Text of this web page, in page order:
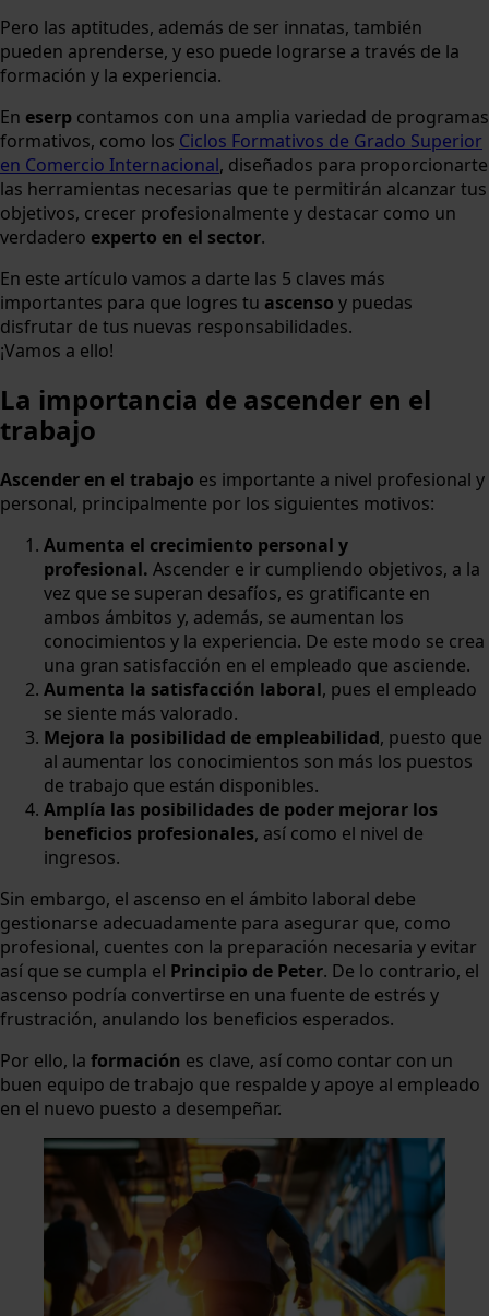
Pero las aptitudes, además de ser innatas, también
pueden aprenderse, y eso puede lograrse a través de la
formación y la experiencia.
En eserp contamos con una amplia variedad de programas
formativos, como los Ciclos Formativos de Grado Superior
en Comercio Internacional, diseñados para proporcionarte
las herramientas necesarias que te permitirán alcanzar tus
objetivos, crecer profesionalmente y destacar como un
verdadero experto en el sector.
En este artículo vamos a darte las 5 claves más
importantes para que logres tu ascenso y puedas
disfrutar de tus nuevas responsabilidades.
¡Vamos a ello!
La importancia de ascender en el
trabajo
Ascender en el trabajo es importante a nivel profesional y
personal, principalmente por los siguientes motivos:
Aumenta el crecimiento personal y
profesional. Ascender e ir cumpliendo objetivos, a la
vez que se superan desafíos, es gratificante en
ambos ámbitos y, además, se aumentan los
conocimientos y la experiencia. De este modo se crea
una gran satisfacción en el empleado que asciende.
Aumenta la satisfacción laboral, pues el empleado
se siente más valorado.
Mejora la posibilidad de empleabilidad, puesto que
al aumentar los conocimientos son más los puestos
de trabajo que están disponibles.
Amplía las posibilidades de poder mejorar los
beneficios profesionales, así como el nivel de
ingresos.
Sin embargo, el ascenso en el ámbito laboral debe
gestionarse adecuadamente para asegurar que, como
profesional, cuentes con la preparación necesaria y evitar
así que se cumpla el Principio de Peter. De lo contrario, el
ascenso podría convertirse en una fuente de estrés y
frustración, anulando los beneficios esperados.
Por ello, la formación es clave, así como contar con un
buen equipo de trabajo que respalde y apoye al empleado
en el nuevo puesto a desempeñar.